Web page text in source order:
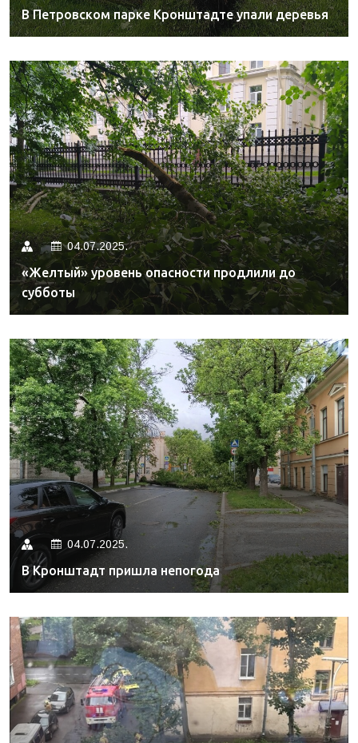
В Петровском парке Кронштадте упали деревья
04.07.2025.
«Желтый» уровень опасности продлили до
субботы
04.07.2025.
В Кронштадт пришла непогода